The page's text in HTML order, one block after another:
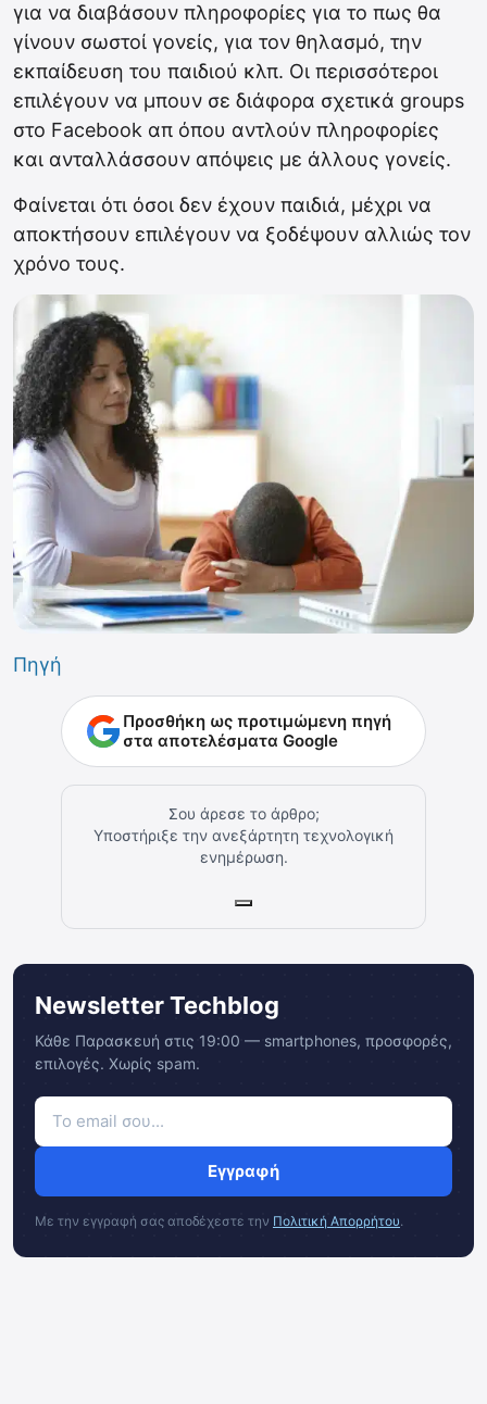
για να διαβάσουν πληροφορίες για το πως θα
γίνουν σωστοί γονείς, για τον θηλασμό, την
εκπαίδευση του παιδιού κλπ. Οι περισσότεροι
επιλέγουν να μπουν σε διάφορα σχετικά groups
στο Facebook απ όπου αντλούν πληροφορίες
και ανταλλάσσουν απόψεις με άλλους γονείς.
Φαίνεται ότι όσοι δεν έχουν παιδιά, μέχρι να
αποκτήσουν επιλέγουν να ξοδέψουν αλλιώς τον
χρόνο τους.
Πηγή
Προσθήκη ως προτιμώμενη πηγή
στα αποτελέσματα Google
Σου άρεσε το άρθρο;
Υποστήριξε την ανεξάρτητη τεχνολογική
ενημέρωση.
Newsletter Techblog
Κάθε Παρασκευή στις 19:00 — smartphones, προσφορές,
επιλογές. Χωρίς spam.
Εγγραφή
Με την εγγραφή σας αποδέχεστε την Πολιτική Απορρήτου.